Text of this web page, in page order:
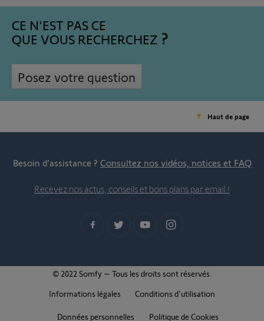
CE N'EST PAS CE
QUE VOUS RECHERCHEZ
Posez votre question
Haut de page
Besoin d’assistance ? Consultez nos vidéos, notices et FAQ
Recevez nos actus, conseils et bons plans par email !
© 2022 Somfy – Tous les droits sont réservés.
Informations légales
Conditions d'utilisation
Données personnelles Politique de Cookies